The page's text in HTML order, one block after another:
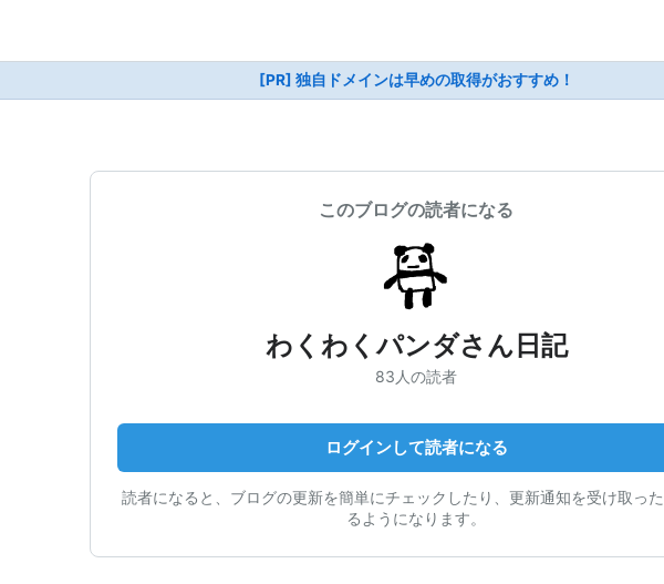
[PR] 独自ドメインは早めの取得がおすすめ！
このブログの読者になる
わくわくパンダさん日記
83人の読者
ログインして読者になる
読者になると、ブログの更新を簡単にチェックしたり、更新通知を受け取っ
るようになります。